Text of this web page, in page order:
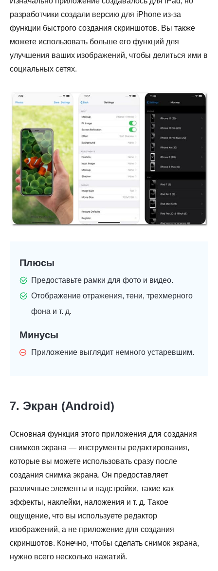
разработчики создали версию для iPhone из-за
функции быстрого создания скриншотов. Вы также
можете использовать больше его функций для
улучшения ваших изображений, чтобы делиться ими в
социальных сетях.
Плюсы
Предоставьте рамки для фото и видео.
Отображение отражения, тени, трехмерного
фона и т. д.
Минусы
Приложение выглядит немного устаревшим.
7. Экран (Android)
Основная функция этого приложения для создания
снимков экрана — инструменты редактирования,
которые вы можете использовать сразу после
создания снимка экрана. Он предоставляет
различные элементы и надстройки, такие как
эффекты, наклейки, наложения и т. д. Такое
ощущение, что вы используете редактор
изображений, а не приложение для создания
скриншотов. Конечно, чтобы сделать снимок экрана,
нужно всего несколько нажатий.